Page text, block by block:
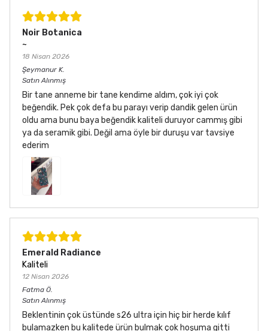
Noir Botanica
~
18 Nisan 2026
Şeymanur K.
Satın Alınmış
Bir tane anneme bir tane kendime aldım, çok iyi çok
beğendik. Pek çok defa bu parayı verip dandik gelen ürün
oldu ama bunu baya beğendik kaliteli duruyor cammış gibi
ya da seramik gibi. Değil ama öyle bir duruşu var tavsiye
ederim
Emerald Radiance
Kaliteli
12 Nisan 2026
Fatma Ö.
Satın Alınmış
Beklentinin çok üstünde s26 ultra için hiç bir herde kılıf
bulamazken bu kalitede ürün bulmak çok hoşuma gitti